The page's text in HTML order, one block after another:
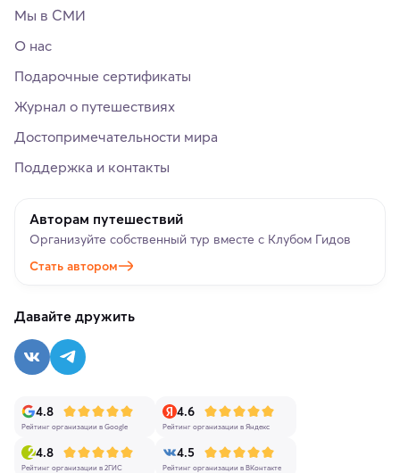
Мы в СМИ
О нас
Подарочные сертификаты
Журнал о путешествиях
Достопримечательности мира
Поддержка и контакты
Авторам путешествий
Организуйте собственный тур вместе с Клубом Гидов
Стать автором
Давайте дружить
4.8
Рейтинг организации в Google
4.6
Рейтинг организации в Яндекс
4.8
Рейтинг организации в 2ГИС
4.5
Рейтинг организации в ВКонтакте